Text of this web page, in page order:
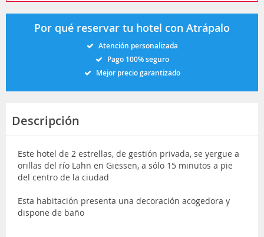
Por qué reservar tu hotel con Atrápalo
Atención personalizada
Pago 100% seguro
Mejor precio garantizado
Descripción
Este hotel de 2 estrellas, de gestión privada, se yergue a
orillas del río Lahn en Giessen, a sólo 15 minutos a pie
del centro de la ciudad
Esta habitación presenta una decoración acogedora y
dispone de baño